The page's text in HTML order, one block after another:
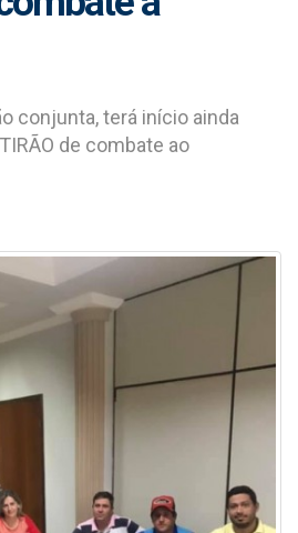
conjunta, terá início ainda
de combate ao